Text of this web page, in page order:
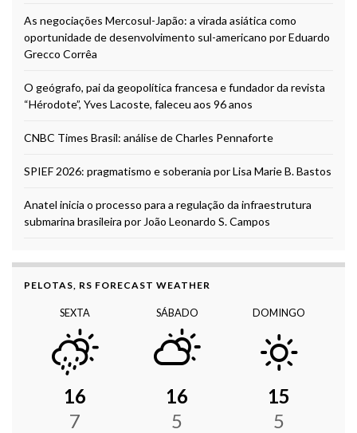
As negociações Mercosul-Japão: a virada asiática como
oportunidade de desenvolvimento sul-americano por Eduardo
Grecco Corrêa
O geógrafo, pai da geopolítica francesa e fundador da revista
“Hérodote”, Yves Lacoste, faleceu aos 96 anos
CNBC Times Brasil: análise de Charles Pennaforte
SPIEF 2026: pragmatismo e soberania por Lisa Marie B. Bastos
Anatel inicia o processo para a regulação da infraestrutura
submarina brasileira por João Leonardo S. Campos
PELOTAS, RS FORECAST WEATHER
SEXTA
16
7
SÁBADO
16
5
DOMINGO
15
5